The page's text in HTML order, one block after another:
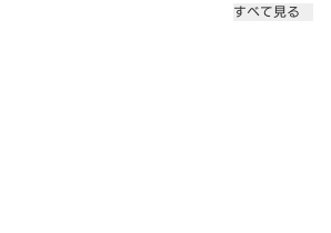
すべて見る